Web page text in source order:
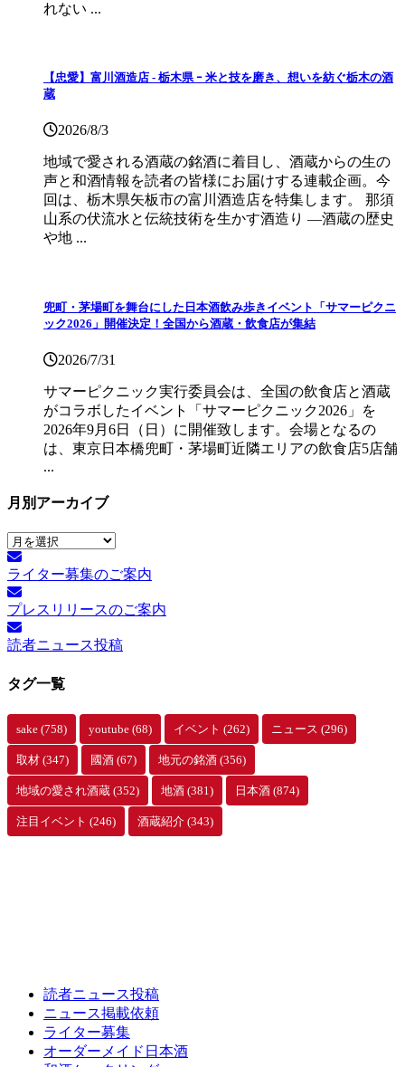
れない ...
【忠愛】富川酒造店 ‐ 栃木県 ｰ 米と技を磨き、想いを紡ぐ栃木の酒
蔵
2026/8/3
地域で愛される酒蔵の銘酒に着目し、酒蔵からの生の
声と和酒情報を読者の皆様にお届けする連載企画。今
回は、栃木県矢板市の富川酒造店を特集します。 那須
山系の伏流水と伝統技術を生かす酒造り ―酒蔵の歴史
や地 ...
兜町・茅場町を舞台にした日本酒飲み歩きイベント「サマーピクニ
ック2026」開催決定！全国から酒蔵・飲食店が集結
2026/7/31
サマーピクニック実⾏委員会は、全国の飲⾷店と酒蔵
がコラボしたイベント「サマーピクニック2026」を
2026年9月6日（日）に開催致します。会場となるの
は、東京日本橋兜町・茅場町近隣エリアの飲食店5店舗
...
月別アーカイブ
月
別
ア
ー
カ
イ
ブ
ライター募集のご案内
プレスリリースのご案内
読者ニュース投稿
タグ一覧
sake (758) youtube (68) イベント (262) ニュース (296)
取材 (347) 國酒 (67) 地元の銘酒 (356)
地域の愛され酒蔵 (352) 地酒 (381) 日本酒 (874)
注目イベント (246) 酒蔵紹介 (343)
読者ニュース投稿
ニュース掲載依頼
ライター募集
オーダーメイド日本酒